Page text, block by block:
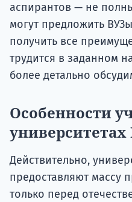
аспирантов — не
могут предложить
получить все
трудится в заданном
более детально
Особенности
Действительно,
предоставляют массу
только перед